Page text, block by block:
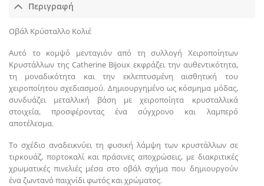
Περιγραφή
Οβάλ Κρύσταλλο Κολιέ
Αυτό το κομψό μενταγιόν από τη συλλογή Χειροποίητων
Κρυστάλλων της Catherine Bijoux εκφράζει την αυθεντικότητα,
τη μοναδικότητα και την εκλεπτυσμένη αισθητική του
χειροποίητου σχεδιασμού. Δημιουργημένο ως κόσμημα μόδας,
συνδυάζει μεταλλική βάση με χειροποίητα κρυσταλλικά
στοιχεία, προσφέροντας ένα σύγχρονο και λαμπερό
αποτέλεσμα.
Το σχέδιο αναδεικνύει τη φυσική λάμψη των κρυστάλλων σε
τιρκουάζ, πορτοκαλί και πράσινες αποχρώσεις, με διακριτικές
χρωματικές πινελιές μέσα στο οβάλ σχήμα που δημιουργούν
ένα ζωντανό παιχνίδι φωτός και χρώματος.